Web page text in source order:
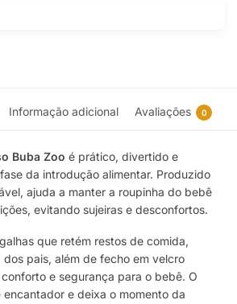
Informação adicional Avaliações 0
Buba Zoo é prático, divertido e
da introdução alimentar. Produzido
ajuda a manter a roupinha do bebê
evitando sujeiras e desconfortos.
que retém restos de comida,
pais, além de fecho em velcro
e segurança para o bebê. O
e deixa o momento da